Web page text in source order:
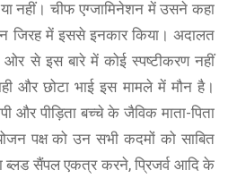
नहीं। चीफ एग्जामिनेशन में उसने कहा
जिरह में इससे इनकार किया। अदालत
से इस बारे में कोई स्पष्टीकरण नहीं
और छोटा भाई इस मामले में मौन है।
और पीड़िता बच्चे के जैविक माता-पिता
पक्ष को उन सभी कदमों को साबित
ब्लड सैंपल एकत्र करने, प्रिजर्व आदि के